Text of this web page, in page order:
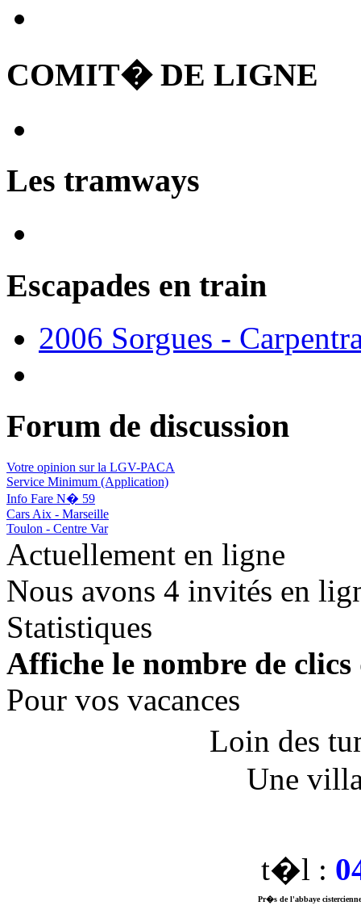
COMIT� DE LIGNE
Les tramways
Escapades en train
2006 Sorgues -
Forum de discussion
Votre opinion sur la LGV-PACA
Service Minimum (Application)
Info Fare N� 59
Cars Aix - Marseille
Toulon - Centre Var
Actuellement en ligne
Nous avons 4 invités en
Statistiques
Affiche le nombre de clics
Pour vos vacances
Loin des
Une
t�l :
Pr�s de l'abbaye